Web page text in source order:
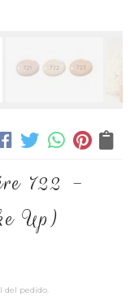
722 -
Up)
del pedido.